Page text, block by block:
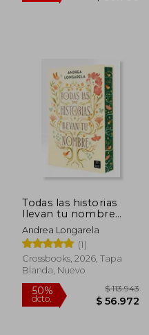
40%
dcto. $ 49.559
Todas las historias
llevan tu nombre
(Edición cantos
tintados)
Andrea Longarela
(1)
Crossbooks, 2026, Tapa
Blanda, Nuevo